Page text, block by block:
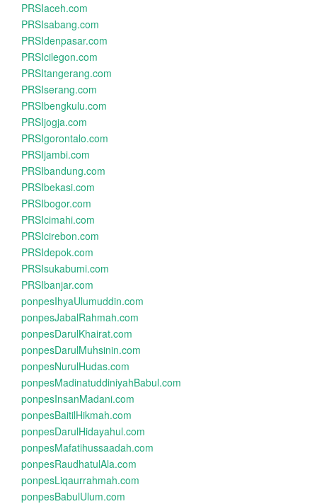
PRSIaceh.com
PRSIsabang.com
PRSIdenpasar.com
PRSIcilegon.com
PRSItangerang.com
PRSIserang.com
PRSIbengkulu.com
PRSIjogja.com
PRSIgorontalo.com
PRSIjambi.com
PRSIbandung.com
PRSIbekasi.com
PRSIbogor.com
PRSIcimahi.com
PRSIcirebon.com
PRSIdepok.com
PRSIsukabumi.com
PRSIbanjar.com
ponpesIhyaUlumuddin.com
ponpesJabalRahmah.com
ponpesDarulKhairat.com
ponpesDarulMuhsinin.com
ponpesNurulHudas.com
ponpesMadinatuddiniyahBabul.com
ponpesInsanMadani.com
ponpesBaitilHikmah.com
ponpesDarulHidayahul.com
ponpesMafatihussaadah.com
ponpesRaudhatulAla.com
ponpesLiqaurrahmah.com
ponpesBabulUlum.com